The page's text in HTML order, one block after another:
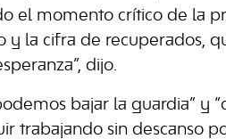
el momento crítico de la
y la cifra de recuperados,
dijo.
bajar la guardia” y
trabajando sin descanso